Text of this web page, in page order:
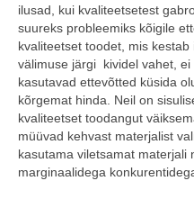
ilusad, kui kvaliteetsetest
suureks probleemiks kõigile
kvaliteetset toodet, mis
välimuse järgi kividel vahet,
kasutavad ettevõtted küsida
kõrgemat hinda. Neil on
kvaliteetset toodangut
müüvad kehvast materjalist
kasutama viletsamat materjali
marginaalidega